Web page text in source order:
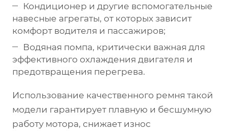
Кондиционер и другие вспомогательные
навесные агрегаты, от которых зависит
комфорт водителя и пассажиров;
Водяная помпа, критически важная для
эффективного охлаждения двигателя и
предотвращения перегрева.
Использование качественного ремня такой
модели гарантирует плавную и бесшумную
работу мотора, снижает износ